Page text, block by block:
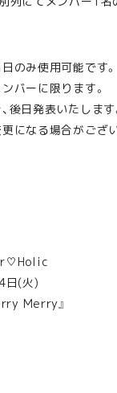
のみ使用可能です。
バーに限ります。
後日発表いたします
になる場合がござ
日(火)
Merry』